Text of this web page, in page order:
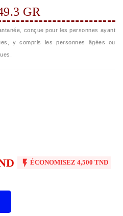
GR
conçue pour les personnes ayant
y compris les personnes âgées ou
 ÉCONOMISEZ 4,500 TND